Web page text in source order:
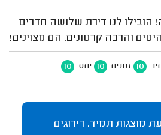
הובילו לנו דירת שלושה חדרים
והרבה קרטונים. הם מצוינים!
10 זמנים 10 יחס 10
מוצגות תמיד. דירוגים